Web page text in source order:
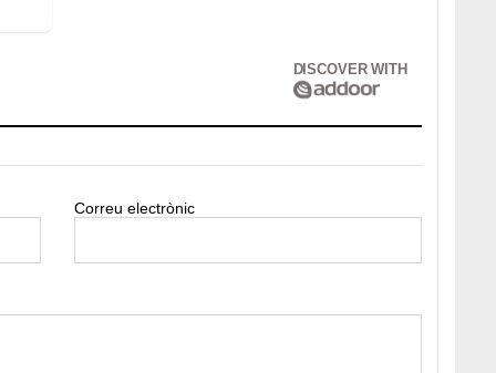
DISCOVER WITH
Correu electrònic